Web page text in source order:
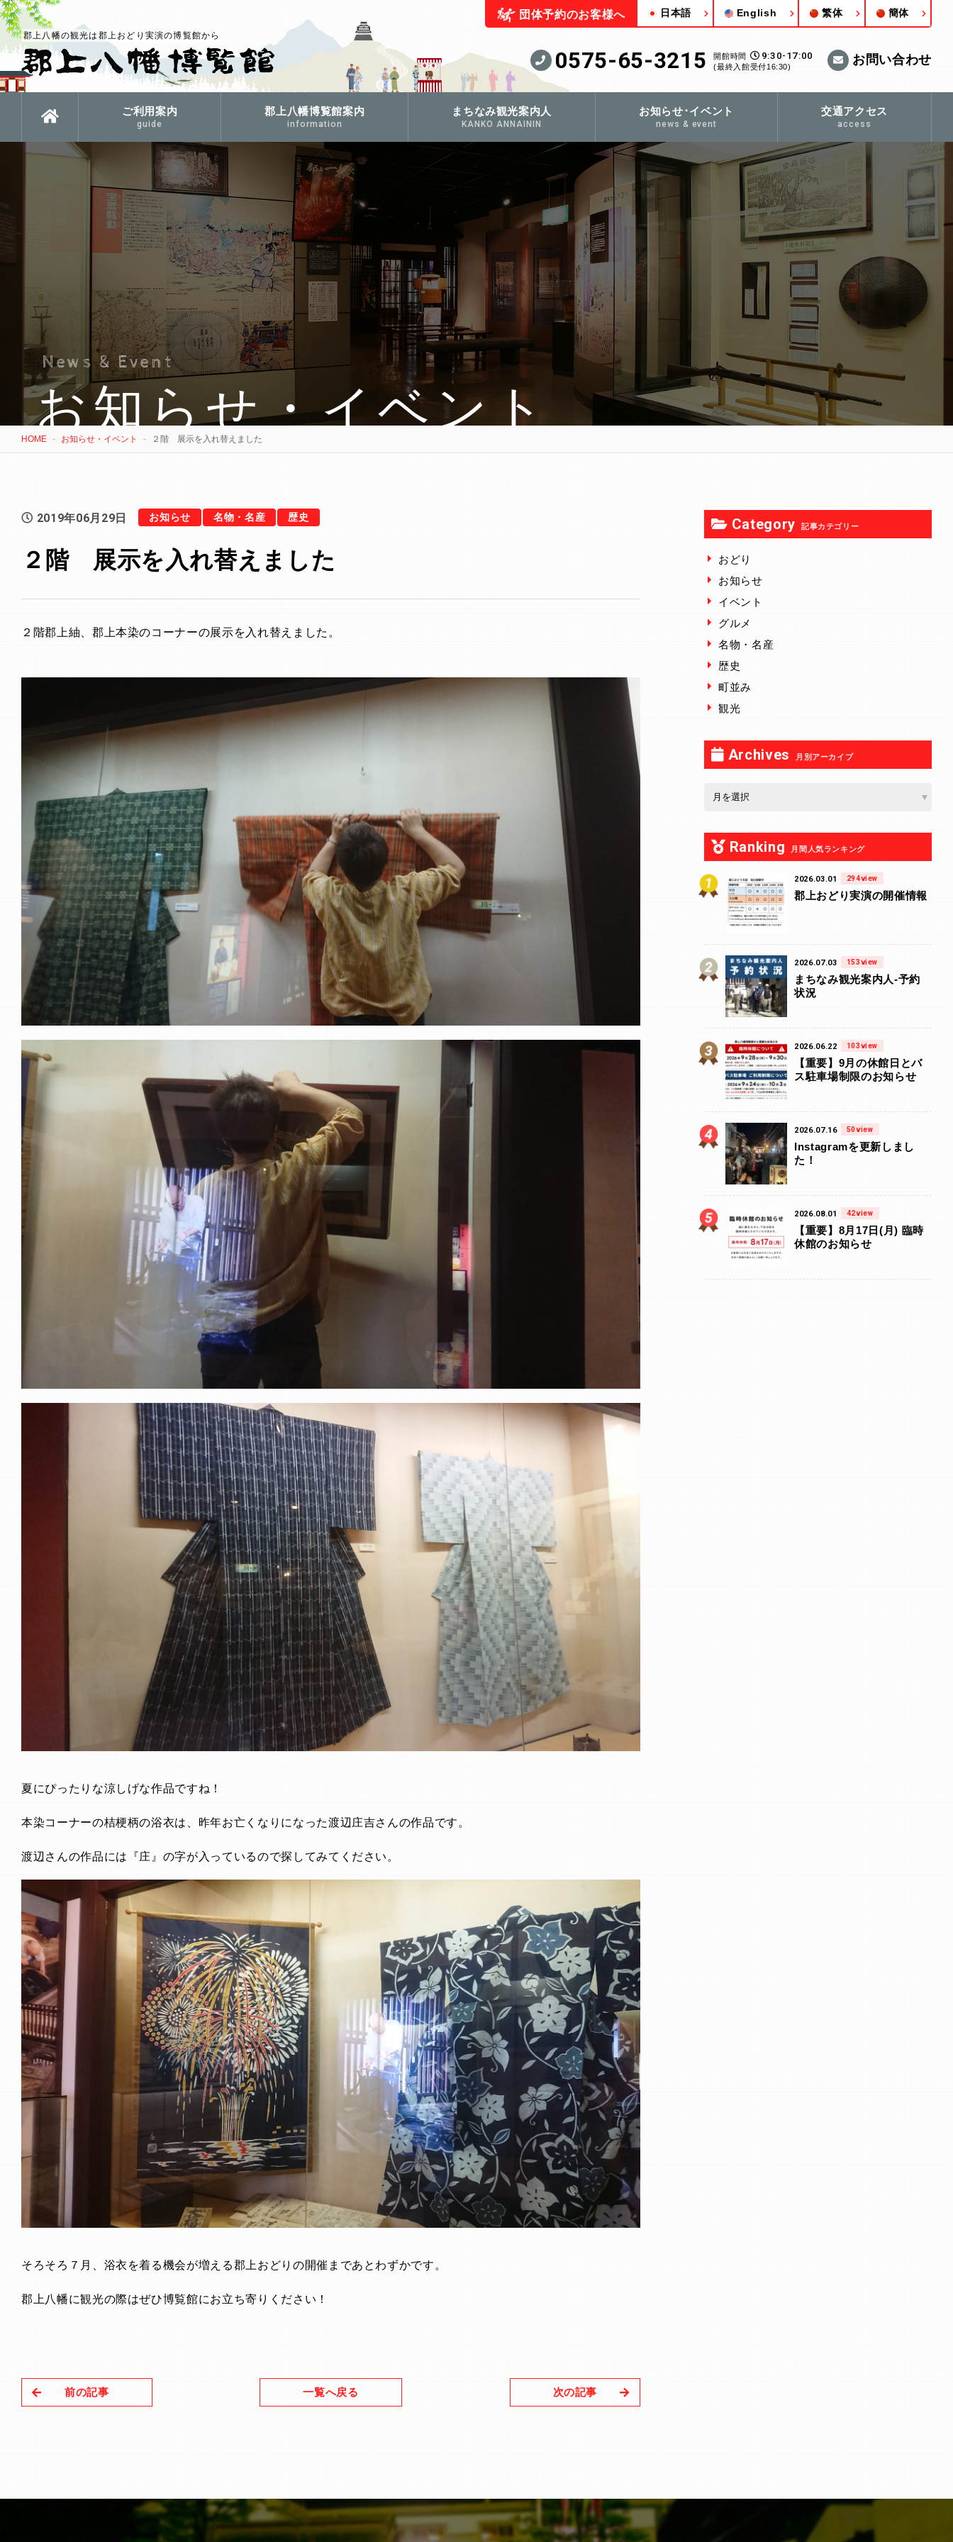
郡上八幡の観光は郡上おどり実演の博覧館から
団体予約のお客様へ 日本語 English 繁体 簡体
0575-65-3215 開館時間 9:30-17:00
(最終入館受付16:30) お問い合わせ
ご利用案内
guide
郡上八幡博覧館案内
information
まちなみ観光案内人
KANKO ANNAININ
お知らせ･イベント
news & event
交通アクセス
access
News & Event
お知らせ・イベント
HOME お知らせ・イベント ２階 展示を入れ替えました
2019年06月29日 お知らせ 名物・名産 歴史
２階 展示を入れ替えました
２階郡上紬、郡上本染のコーナーの展示を入れ替えました。
夏にぴったりな涼しげな作品ですね！
本染コーナーの桔梗柄の浴衣は、昨年お亡くなりになった渡辺庄吉さんの作品です。
渡辺さんの作品には『庄』の字が入っているので探してみてください。
そろそろ７月、浴衣を着る機会が増える郡上おどりの開催まであとわずかです。
郡上八幡に観光の際はぜひ博覧館にお立ち寄りください！
次の記事
一覧へ戻る
前の記事
Category 記事カテゴリー
おどり
お知らせ
イベント
グルメ
名物・名産
歴史
町並み
観光
Archives 月別アーカイブ
Ranking 月間人気ランキング
2026.03.01 294view
郡上おどり実演の開催情報
2026.07.03 153view
まちなみ観光案内人-予約
状況
2026.06.22 103view
【重要】9月の休館日とバ
ス駐車場制限のお知らせ
2026.07.16 50view
Instagramを更新しまし
た！
2026.08.01 42view
【重要】8月17日(月) 臨時
休館のお知らせ